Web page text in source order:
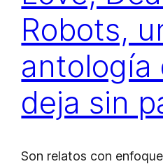
Robots,
antología
deja sin
Son relatos con